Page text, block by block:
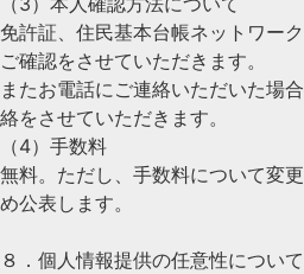
免許証、住民基本台帳ネットワー
ご確認をさせていただきます。
またお電話にご連絡いただいた場
絡をさせていただきます。
（4）手数料
無料。ただし、手数料について変
め公表します。
８．個人情報提供の任意性について